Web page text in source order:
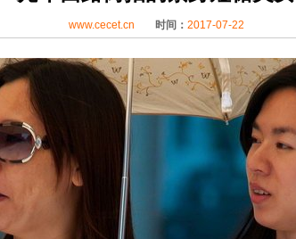
www.cecet.cn 时间： 2017-07-22